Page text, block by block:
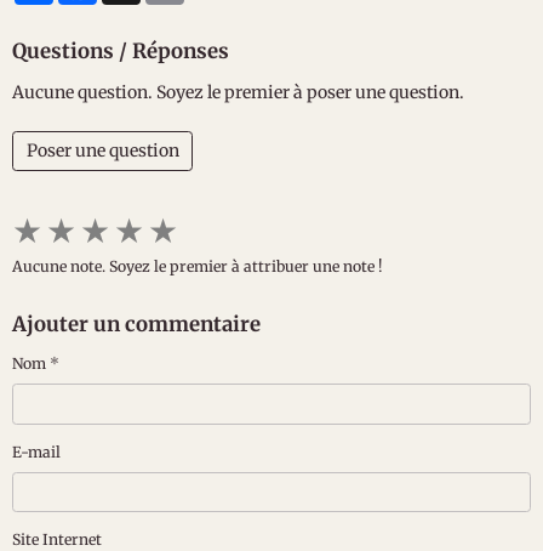
Questions / Réponses
Aucune question. Soyez le premier à poser une question.
Poser une question
★★★★★
Aucune note. Soyez le premier à attribuer une note !
Ajouter un commentaire
Nom
E-mail
Site Internet